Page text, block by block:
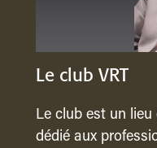
Le club VRT
Le club est un lieu
dédié aux